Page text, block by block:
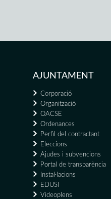
AJUNTAMENT
Corporació
Organització
OACSE
Ordenances
Perfil del contractant
Eleccions
Ajudes i subvencions
Portal de transparència
Instal·lacions
EDUSI
Videoplens